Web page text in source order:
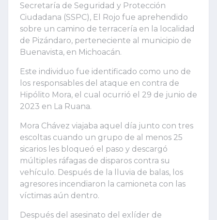
Secretaría de Seguridad y Protección
Ciudadana (SSPC), El Rojo fue aprehendido
sobre un camino de terracería en la localidad
de Pizándaro, perteneciente al municipio de
Buenavista, en Michoacán.
Este individuo fue identificado como uno de
los responsables del ataque en contra de
Hipólito Mora, el cual ocurrió el 29 de junio de
2023 en La Ruana.
Mora Chávez viajaba aquel día junto con tres
escoltas cuando un grupo de al menos 25
sicarios les bloqueó el paso y descargó
múltiples ráfagas de disparos contra su
vehículo. Después de la lluvia de balas, los
agresores incendiaron la camioneta con las
víctimas aún dentro.
Después del asesinato del exlíder de